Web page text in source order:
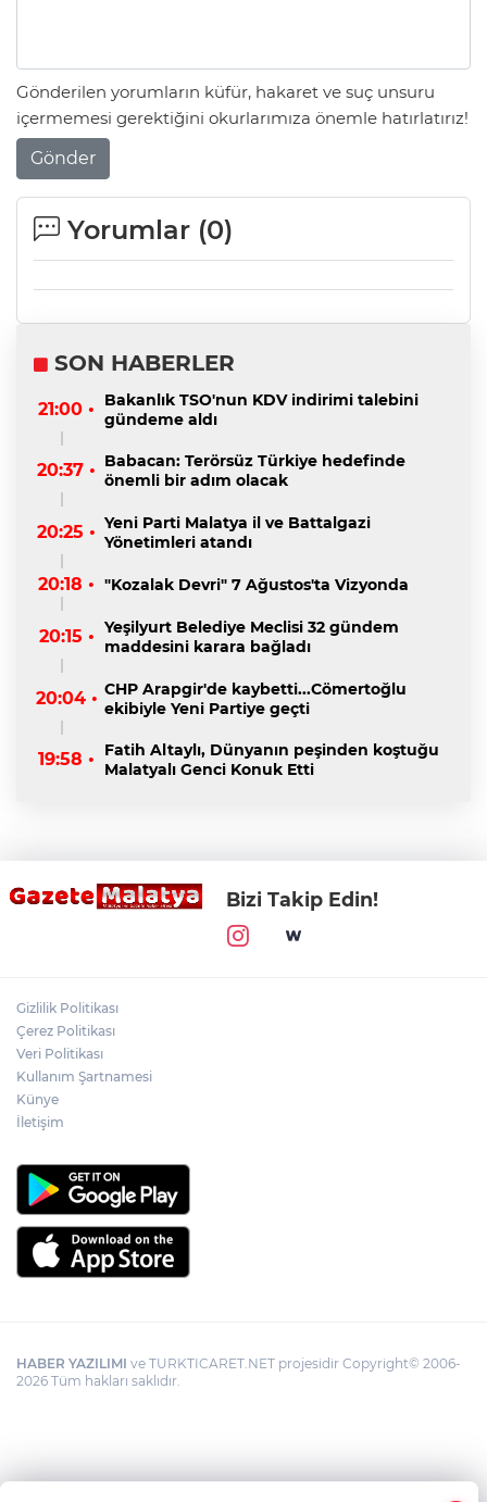
Gönderilen yorumların küfür, hakaret ve suç unsuru
içermemesi gerektiğini okurlarımıza önemle hatırlatırız!
Gönder
Yorumlar (0)
SON HABERLER
21:00 •
Bakanlık TSO'nun KDV indirimi talebini
gündeme aldı
20:37 • Babacan: Terörsüz Türkiye hedefinde
önemli bir adım olacak
20:25 • Yeni Parti Malatya il ve Battalgazi
Yönetimleri atandı
20:18 • "Kozalak Devri" 7 Ağustos'ta Vizyonda
20:15 • Yeşilyurt Belediye Meclisi 32 gündem
maddesini karara bağladı
20:04 • CHP Arapgir'de kaybetti...Cömertoğlu
ekibiyle Yeni Partiye geçti
19:58 •
Fatih Altaylı, Dünyanın peşinden koştuğu
Malatyalı Genci Konuk Etti
Bizi Takip Edin!
Gizlilik Politikası
Çerez Politikası
Veri Politikası
Kullanım Şartnamesi
Künye
İletişim
HABER YAZILIMI ve TURKTICARET.NET projesidir Copyright© 2006-
2026 Tüm hakları saklıdır.